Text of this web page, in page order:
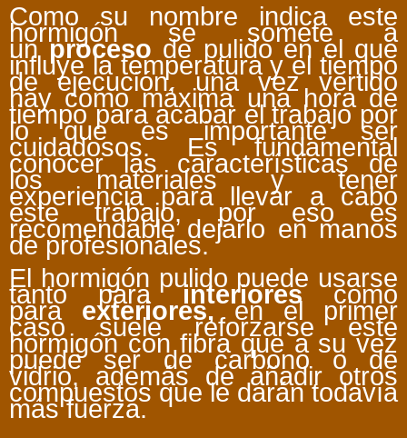
Como su nombre indica este
hormigón se somete a
unproceso de pulido en el que
influye la temperatura y el tiempo
de ejecución, una vez vertido
hay como máxima una hora de
tiempo para acabar el trabajo por
lo que es importante ser
cuidadosos. Es fundamental
conocer las características de
los materiales y tener
experiencia para llevar a cabo
este trabajo, por eso es
recomendable dejarlo en manos
de profesionales.
El hormigón pulido puede usarse
tanto parainteriorescomo
para exteriores,en el primer
caso suele reforzarse este
hormigón con fibra que a su vez
puede ser de carbono o de
vidrio, además de añadir otros
compuestos que le darán todavía
más fuerza.